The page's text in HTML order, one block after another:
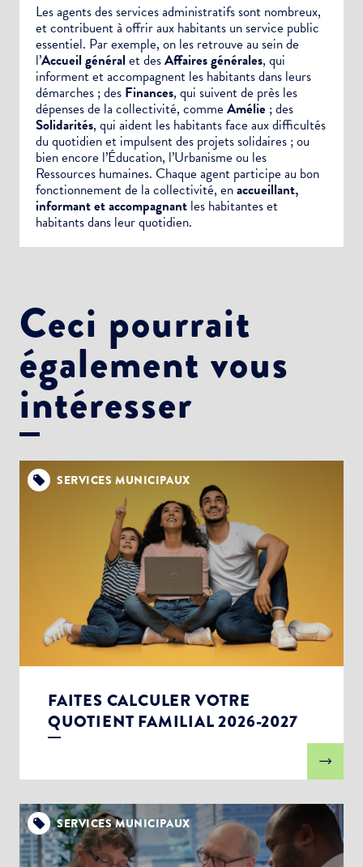
Les agents des services administratifs sont nombreux,
et contribuent à offrir aux habitants un service public
essentiel. Par exemple, on les retrouve au sein de
l’Accueil généralet desAffaires générales, qui
informent et accompagnent les habitants dans leurs
démarches ; des Finances, qui suivent de près les
dépenses de la collectivité, comme Amélie ; des
Solidarités, qui aident les habitants face aux difficultés
du quotidien et impulsent des projets solidaires ; ou
bien encore l’Éducation, l’Urbanisme ou les
Ressources humaines. Chaque agent participe au bon
fonctionnement de la collectivité, enaccueillant,
informant et accompagnant les habitantes et
habitants dans leur quotidien.
Ceci pourrait
également vous
intéresser
SERVICES MUNICIPAUX
FAITES CALCULER VOTRE
QUOTIENT FAMILIAL 2026-2027
SERVICES MUNICIPAUX